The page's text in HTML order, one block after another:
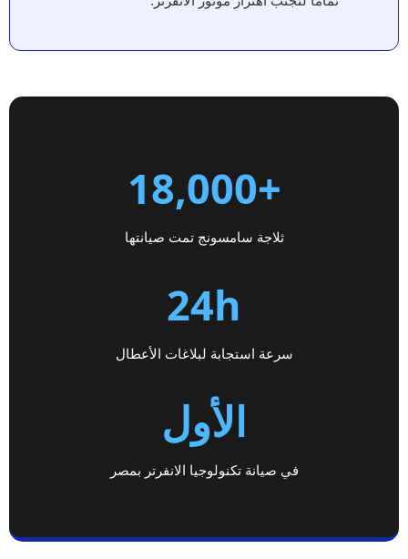
+18,000
ثلاجة سامسونج تمت صيانتها
24h
سرعة استجابة لبلاغات الأعطال
الأول
في صيانة تكنولوجيا الانفرتر بمصر